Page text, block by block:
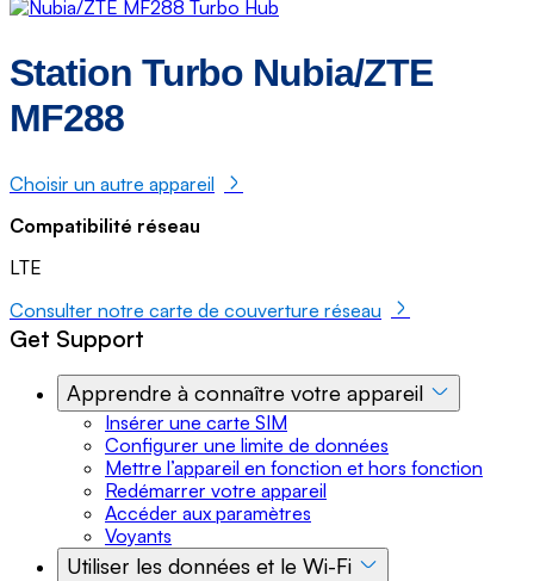
Station Turbo Nubia/ZTE
MF288
Choisir un autre appareil
Compatibilité réseau
LTE
Consulter notre carte de couverture réseau
Get Support
Apprendre à connaître votre appareil
Insérer une carte SIM
Configurer une limite de données
Mettre l’appareil en fonction et hors fonction
Redémarrer votre appareil
Accéder aux paramètres
Voyants
Utiliser les données et le Wi-Fi